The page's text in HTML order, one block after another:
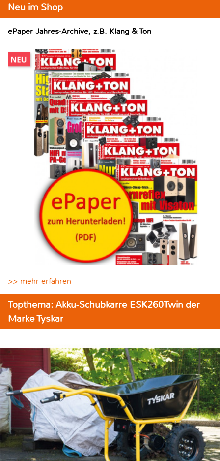
Neu im Shop
ePaper Jahres-Archive, z.B. Klang & Ton
>> mehr erfahren
Topthema: Akku-Schubkarre ESK260Twin der
Marke Tyskar